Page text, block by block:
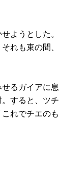
ようとした。
れも束の間、
るガイアに息
すると、ツチ
れでチエのも